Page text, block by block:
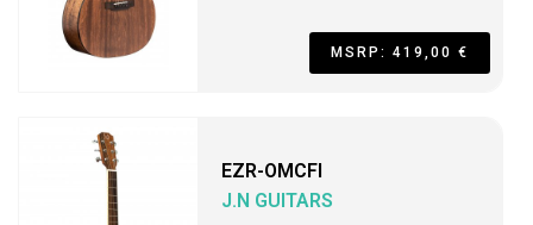
MSRP: 419,00 €
EZR-OMCFI
J.N GUITARS